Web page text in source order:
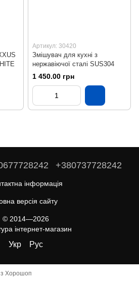
Артикул: 30420
Змішувач для кухні з
нержавіючої сталі SUS304
1 450.00 грн
+380737728242
інформація
версія сайту
© 2014—2026
інтернет-магазин
Укр Рус
з Хорошоп